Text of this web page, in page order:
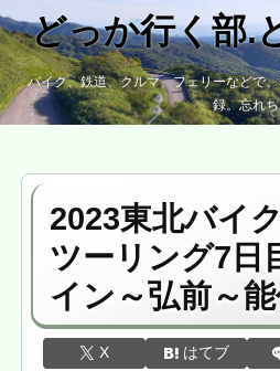
どっか行く部.
バイク、鉄道、クルマ、フェリーなどで
録。忘れ
2023東北バイ
ツーリング7
イン～弘前～
X はてブ